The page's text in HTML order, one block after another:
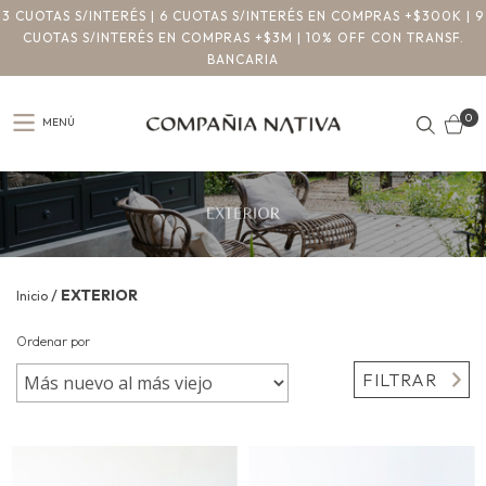
3 CUOTAS S/INTERÉS | 6 CUOTAS S/INTERÉS EN COMPRAS +$300K | 9
CUOTAS S/INTERÉS EN COMPRAS +$3M | 10% OFF CON TRANSF.
BANCARIA
MENÚ 0
Inicio / EXTERIOR
Ordenar por
FILTRAR